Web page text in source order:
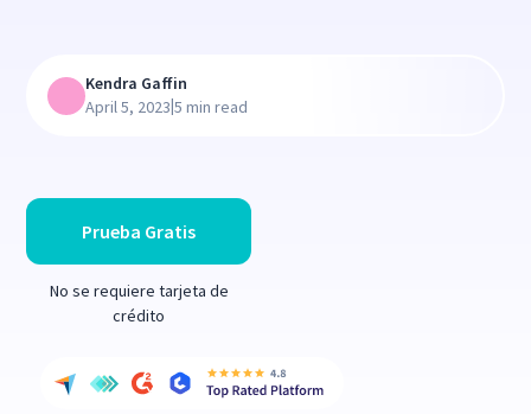
Prueba Gratis
No se requiere tarjeta de
crédito
Kendra Gaffin
April 5, 2023|5 min read